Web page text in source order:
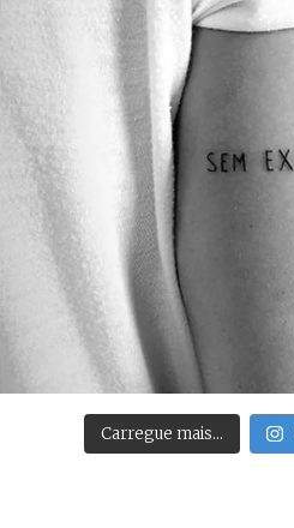
Carregue mais…